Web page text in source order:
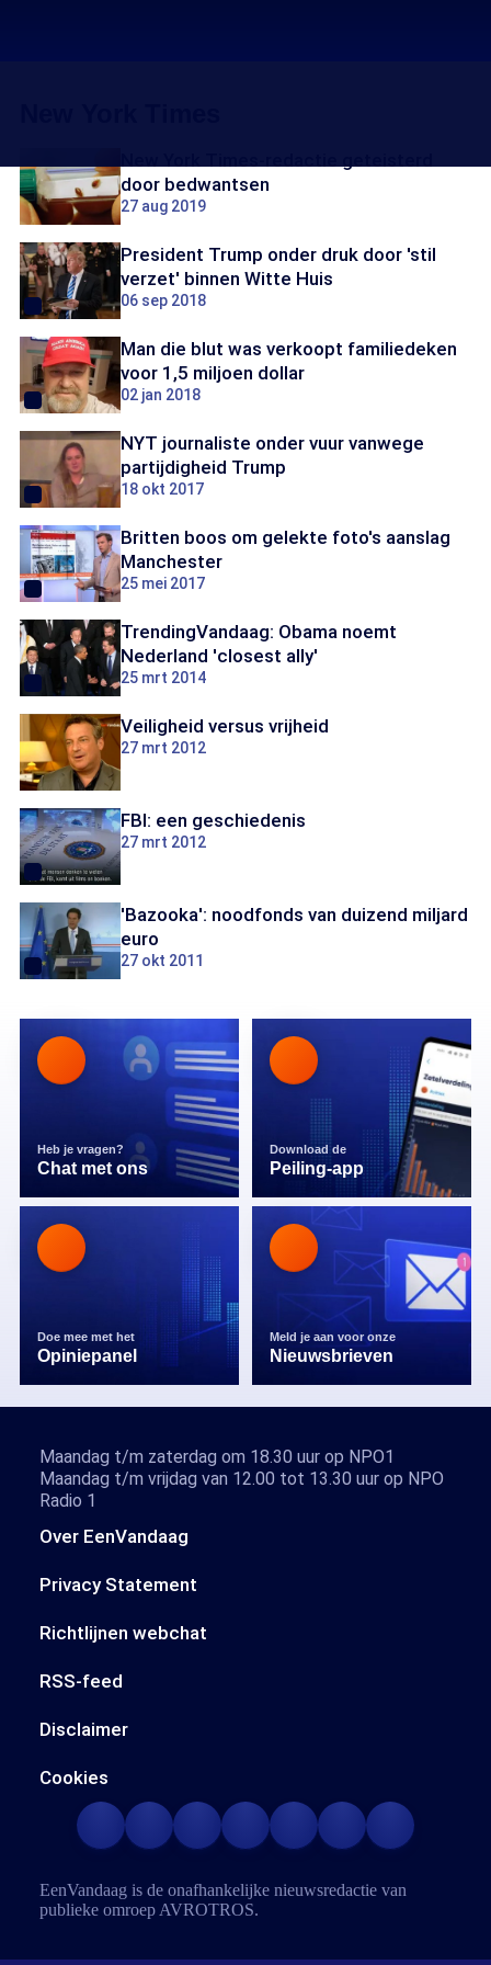
door bedwantsen
27 aug 2019
President Trump onder druk door 'stil
verzet' binnen Witte Huis
06 sep 2018
Man die blut was verkoopt familiedeken
voor 1,5 miljoen dollar
02 jan 2018
NYT journaliste onder vuur vanwege
partijdigheid Trump
18 okt 2017
Britten boos om gelekte foto's aanslag
Manchester
25 mei 2017
TrendingVandaag: Obama noemt
Nederland 'closest ally'
25 mrt 2014
Veiligheid versus vrijheid
27 mrt 2012
FBI: een geschiedenis
27 mrt 2012
'Bazooka': noodfonds van duizend miljard
euro
27 okt 2011
Heb je vragen?
Chat met ons
Download de
Peiling-app
Doe mee met het
Opiniepanel
Meld je aan voor onze
Nieuwsbrieven
Over EenVandaag
Privacy Statement
Richtlijnen webchat
RSS-feed
Disclaimer
Cookies
Maandag t/m zaterdag om 18.30 uur op NPO1
Maandag t/m vrijdag van 12.00 tot 13.30 uur op NPO
Radio 1
EenVandaag is de onafhankelijke nieuwsredactie van
publieke omroep AVROTROS.